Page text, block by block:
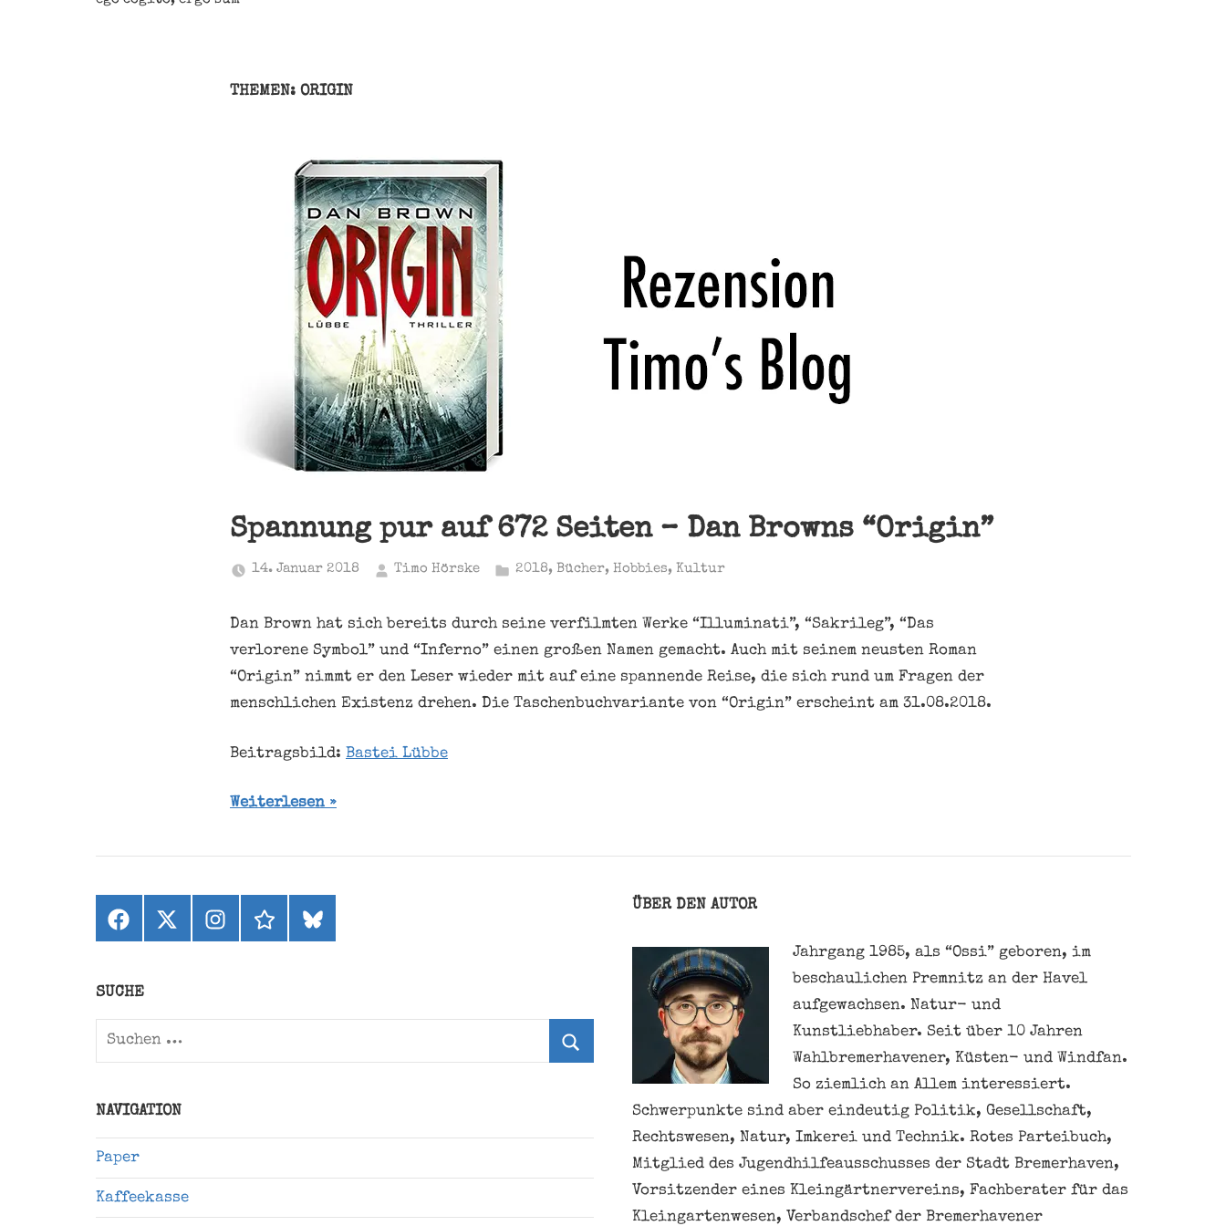
THEMEN: ORIGIN
Spannung pur auf 672 Seiten – Dan Browns “Origin”
14. Januar 2018 Timo Hörske 2018, Bücher, Hobbies, Kultur
Dan Brown hat sich bereits durch seine verfilmten Werke “Illuminati”, “Sakrileg”, “Das
verlorene Symbol” und “Inferno” einen großen Namen gemacht. Auch mit seinem neusten Roman
“Origin” nimmt er den Leser wieder mit auf eine spannende Reise, die sich rund um Fragen der
menschlichen Existenz drehen. Die Taschenbuchvariante von “Origin” erscheint am 31.08.2018.
Beitragsbild: Bastei Lübbe
Weiterlesen
Facebook
X
(ehemals
Instagramthreadsbluesky
SUCHE
Suchen
NAVIGATION
Paper
Kaffeekasse
ÜBER DEN AUTOR
Jahrgang 1985, als “Ossi” geboren, im
beschaulichen Premnitz an der Havel
aufgewachsen. Natur- und
Kunstliebhaber. Seit über 10 Jahren
Wahlbremerhavener, Küsten- und Windfan.
So ziemlich an Allem interessiert.
Schwerpunkte sind aber eindeutig Politik, Gesellschaft,
Rechtswesen, Natur, Imkerei und Technik. Rotes Parteibuch,
Mitglied des Jugendhilfeausschusses der Stadt Bremerhaven,
Vorsitzender eines Kleingärtnervereins, Fachberater für das
Kleingartenwesen, Verbandschef der Bremerhavener